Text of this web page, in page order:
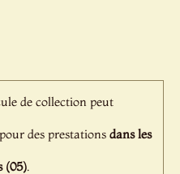
de collection peut
des prestations dans les
(05).